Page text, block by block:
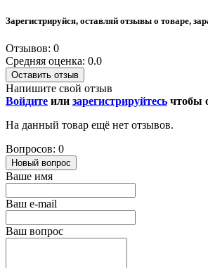
Зарегистрируйся, оставляй отзывы о товаре,
Отзывов: 0
Средняя оценка: 0.0
Оставить отзыв
Напишите свой отзыв
Войдите или зарегистрируйтесь чтобы
На данный товар ещё нет отзывов.
Вопросов: 0
Новый вопрос
Ваше имя
Ваш e-mail
Ваш вопрос